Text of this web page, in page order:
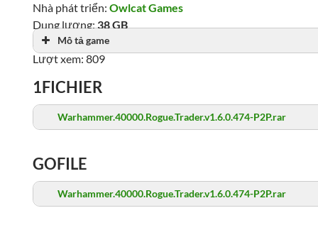
Nhà phát triển:Owlcat Games
Dung lượng:38 GB
Ngày phát hành: 07/12/2023
Lượt xem: 809
Mô tả game
1FICHIER
Warhammer.40000.Rogue.Trader.v1.6.0.474-P2P.rar
GOFILE
Warhammer.40000.Rogue.Trader.v1.6.0.474-P2P.rar